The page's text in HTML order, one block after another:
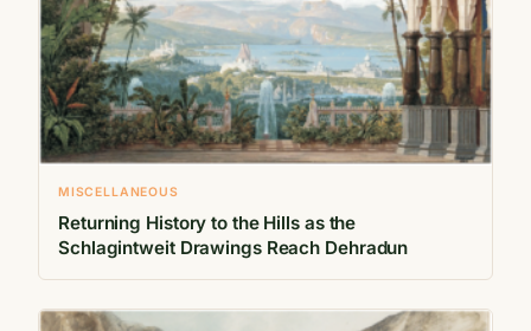
MISCELLANEOUS
Returning History to the Hills as the
Schlagintweit Drawings Reach Dehradun